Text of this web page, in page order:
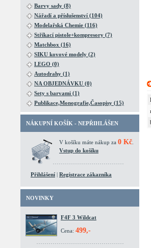
Barvy sady (8)
Nářadí a příslušenství (104)
Modelařská Chemie (116)
Stříkací pistole+kompresory (7)
Matchbox (16)
SIKU kovové modely (2)
LEGO (0)
Autodrahy (1)
NA OBJEDNÁVKU (0)
Sety s barvami (1)
Publikace,Monografie,Časopisy (15)
NÁKUPNÍ KOŠÍK - NEPŘIHLÁŠEN
V košíku máte nákup za 0 Kč
Vstup do košíku
Přihlášení | Registrace zákazníka
NOVINKY
F4F 3 Wildcat
Cena: 499,-